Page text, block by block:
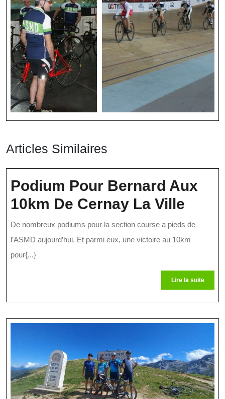
Articles Similaires
Podium Pour Bernard Aux
10km De Cernay La Ville
Pour
10km
De
Ville
De nombreux podiums pour la section course a pieds de
l’ASMD aujourd’hui. Et parmi eux, une victoire au 10km
pour{...}
Lire la suiteLire
la